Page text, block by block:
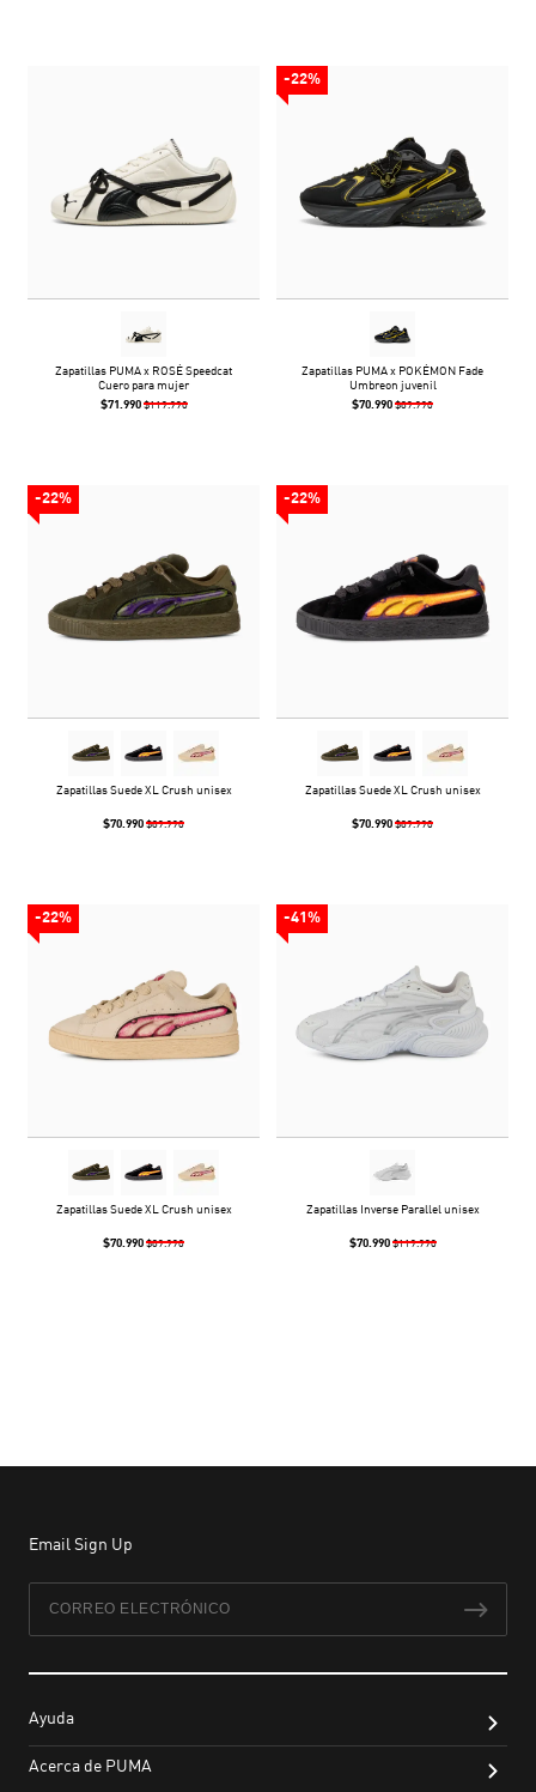
Zapatillas PUMA x ROSÉ Speedcat
Cuero para mujer
$71.990 $119.990
-22%
Zapatillas PUMA x POKÉMON Fade
Umbreon juvenil
$70.990 $89.990
-22%
Zapatillas Suede XL Crush unisex
$70.990 $89.990
-22%
Zapatillas Suede XL Crush unisex
$70.990 $89.990
-22%
Zapatillas Suede XL Crush unisex
$70.990 $89.990
-41%
Zapatillas Inverse Parallel unisex
$70.990 $119.990